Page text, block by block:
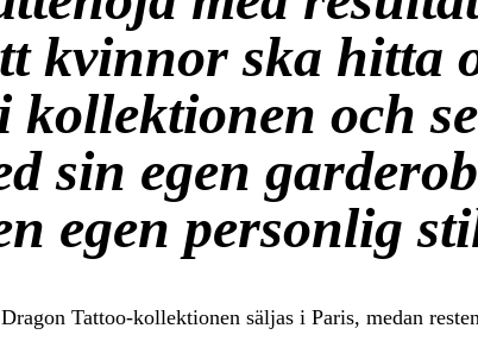
kvinnor ska hitta
och
sin egen
egen personlig
Tattoo-kollektionen säljas i Paris, medan